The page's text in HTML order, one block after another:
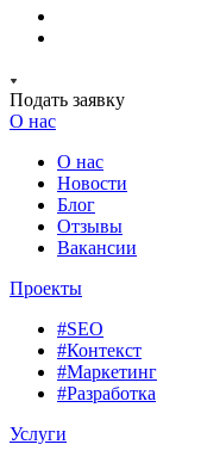
Подать заявку
О нас
О нас
Новости
Блог
Отзывы
Вакансии
Проекты
#SEO
#Контекст
#Маркетинг
#Разработка
Услуги